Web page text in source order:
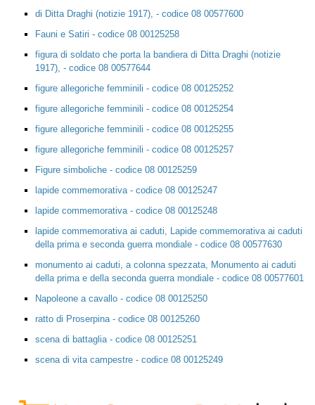
di Ditta Draghi (notizie 1917), - codice 08 00577600
Fauni e Satiri - codice 08 00125258
figura di soldato che porta la bandiera di Ditta Draghi (notizie
1917), - codice 08 00577644
figure allegoriche femminili - codice 08 00125252
figure allegoriche femminili - codice 08 00125254
figure allegoriche femminili - codice 08 00125255
figure allegoriche femminili - codice 08 00125257
Figure simboliche - codice 08 00125259
lapide commemorativa - codice 08 00125247
lapide commemorativa - codice 08 00125248
lapide commemorativa ai caduti, Lapide commemorativa ai caduti
della prima e seconda guerra mondiale - codice 08 00577630
monumento ai caduti, a colonna spezzata, Monumento ai caduti
della prima e della seconda guerra mondiale - codice 08 00577601
Napoleone a cavallo - codice 08 00125250
ratto di Proserpina - codice 08 00125260
scena di battaglia - codice 08 00125251
scena di vita campestre - codice 08 00125249